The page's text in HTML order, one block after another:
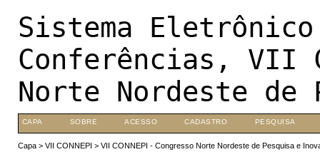
Sistema
Conferências, VII
Norte Nordeste de
CAPA SOBRE ACESSO CADASTRO PESQUISA
Capa> VII CONNEPI > VII CONNEPI - Congresso Norte Nordeste de Pesquisa e